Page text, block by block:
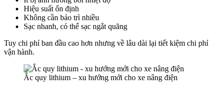
Hiệu suất ổn định
Không cần bảo trì nhiều
Sạc nhanh, có thể sạc ngắt quãng
Tuy chi phí ban đầu cao hơn nhưng về lâu dài lại tiết kiệm chi phí
vận hành.
Ắc quy lithium – xu hướng mới cho xe nâng điện